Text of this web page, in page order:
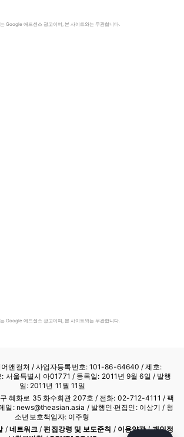
Google 애드센스 광고이며, 본 사이트와는 무관합니다.
Google 애드센스 광고이며, 본 사이트와는 무관합니다.
어앤컬처 /사업자등록번호: 101-86-64640 / 제호:
서울특별시 아01771 / 등록일: 2011년 9월 6일 / 발행
일: 2011년 11월 11일
혜화로 35 화수회관 207호 / 전화: 02-712-4111 / 팩
일: news@theasian.asia / 발행인·편집인: 이상기 / 청
소년보호책임자: 이주형
/ 네트워크 /편집강령 및 보도준칙 / 이용약관/개인정